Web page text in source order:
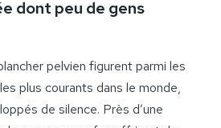
dont peu de gens
pelvien figurent parmi les
plus courants dans le monde,
de silence. Près d’une